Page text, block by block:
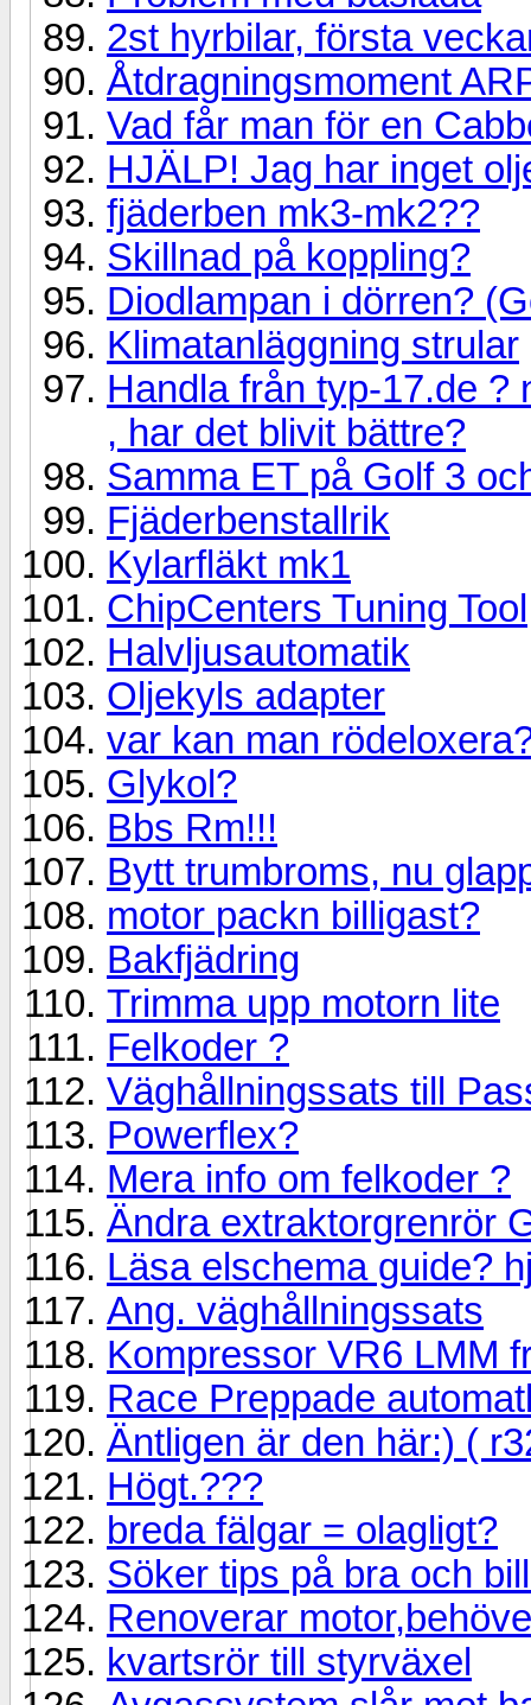
2st hyrbilar, första
Åtdragningsmoment
Vad får man för en
HJÄLP! Jag har inget
fjäderben mk3-mk2??
Skillnad på koppling?
Diodlampan i dörren?
Klimatanläggning strular
Handla från typ-17.de ?
, har det blivit bättre?
Samma ET på Golf 3
Fjäderbenstallrik
Kylarfläkt mk1
ChipCenters Tuning Tool
Halvljusautomatik
Oljekyls adapter
var kan man
Glykol?
Bbs Rm!!!
Bytt trumbroms, nu
motor packn billigast?
Bakfjädring
Trimma upp motorn lite
Felkoder ?
Väghållningssats till
Powerflex?
Mera info om felkoder ?
Ändra extraktorgrenrör
Läsa elschema guide?
Ang. väghållningssats
Kompressor VR6 LMM
Race Preppade
Äntligen är den här:) (
Högt.???
breda fälgar = olagligt?
Söker tips på bra och
Renoverar
kvartsrör till styrväxel